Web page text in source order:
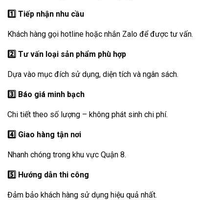
1️ Tiếp nhận nhu cầu
Khách hàng gọi hotline hoặc nhắn Zalo để được tư vấn.
2️ Tư vấn loại sản phẩm phù hợp
Dựa vào mục đích sử dụng, diện tích và ngân sách.
3️ Báo giá minh bạch
Chi tiết theo số lượng – không phát sinh chi phí.
4️ Giao hàng tận nơi
Nhanh chóng trong khu vực Quận 8.
5️ Hướng dẫn thi công
Đảm bảo khách hàng sử dụng hiệu quả nhất.